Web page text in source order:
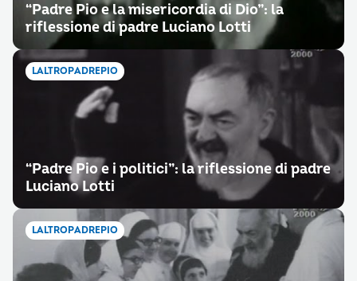
“Padre Pio e la misericordia di Dio”: la
riflessione di padre Luciano Lotti
LALTROPADREPIO
“Padre Pio e i politici”: la riflessione di padre
Luciano Lotti
LALTROPADREPIO